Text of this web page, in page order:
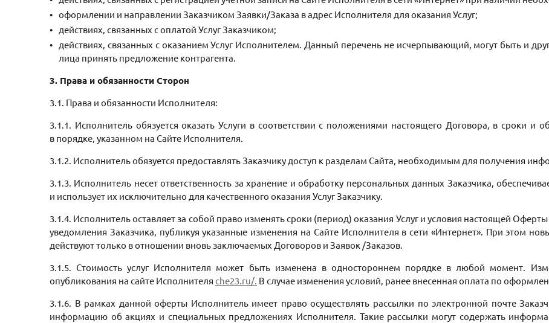
оформлении и направлении Заказчиком Заявки/Заказа в адрес Исполнителя для оказания Услуг;
действиях, связанных с оплатой Услуг Заказчиком;
действиях, связанных с оказанием Услуг Исполнителем. Данный перечень не исчерпывающий, могут быть и
лица принять предложение контрагента.
3. Права и обязанности Сторон
3.1. Права и обязанности Исполнителя:
3.1.1. Исполнитель обязуется оказать Услуги в соответствии с положениями настоящего Договора, в сроки
в порядке, указанном на Сайте Исполнителя.
3.1.2. Исполнитель обязуется предоставлять Заказчику доступ к разделам Сайта, необходимым для получения
3.1.3. Исполнитель несет ответственность за хранение и обработку персональных данных Заказчика,
и использует их исключительно для качественного оказания Услуг Заказчику.
3.1.4. Исполнитель оставляет за собой право изменять сроки (период) оказания Услуг и условия настоящей
уведомления Заказчика, публикуя указанные изменения на Сайте Исполнителя в сети «Интернет». При этом
действуют только в отношении вновь заключаемых Договоров и Заявок /Заказов.
3.1.5. Стоимость услуг Исполнителя может быть изменена в одностороннем порядке в любой момент.
опубликования на сайте Исполнителя che23.ru/. В случае изменения условий, ранее внесенная оплата по
3.1.6. В рамках данной оферты Исполнитель имеет право осуществлять рассылки по электронной почте
информацию об акциях и специальных предложениях Исполнителя. Такие рассылки могут содержать